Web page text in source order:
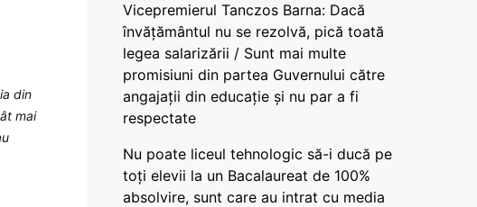
din
mai
Vicepremierul Tanczos Barna: Dacă
învățământul nu se rezolvă, pică toată
legea salarizării / Sunt mai multe
promisiuni din partea Guvernului către
angajații din educație și nu par a fi
respectate
Nu poate liceul tehnologic să-i ducă pe
toți elevii la un Bacalaureat de 100%
absolvire, sunt care au intrat cu media